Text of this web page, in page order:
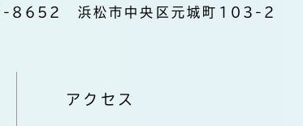
8652 浜松市中央区元城町103-2
アクセス